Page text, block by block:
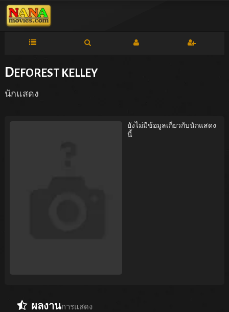
DEFOREST KELLEY
นักแสดง
ยังไม่มีข้อมูลเกี่ยวกับนักแสดง
นี้
ผลงานการแสดง